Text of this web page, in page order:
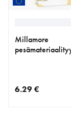
Millamore
6.29 €